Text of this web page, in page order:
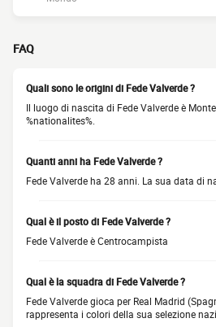
FAQ
Quali sono le origini di Fede Valverde ?
Il luogo di nascita di Fede Valverde è
%nationalites%.
Quanti anni ha Fede Valverde ?
Fede Valverde ha 28 anni. La sua data di
Qual è il posto di Fede Valverde ?
Fede Valverde è Centrocampista
Qual è la squadra di Fede Valverde ?
Fede Valverde gioca per Real Madrid
rappresenta i colori della sua selezione